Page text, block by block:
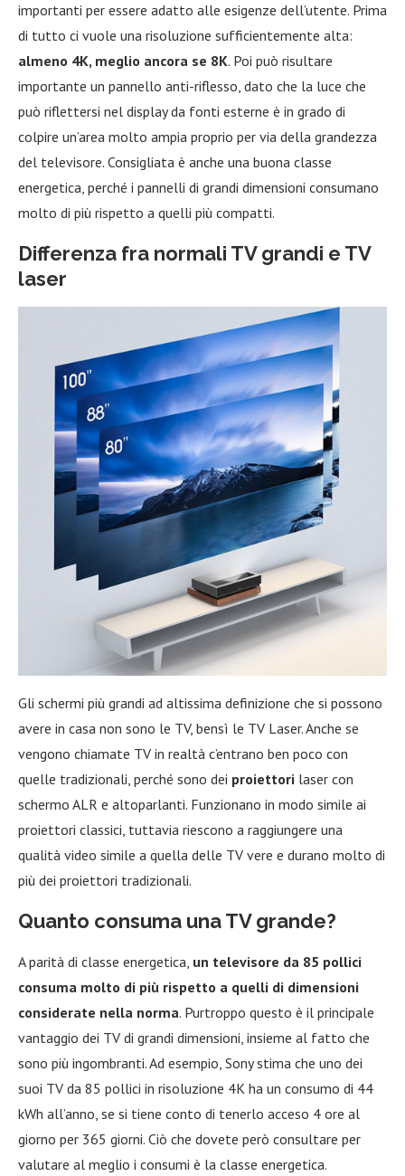
importanti per essere adatto alle esigenze dell’utente. Prima
di tutto ci vuole una risoluzione sufficientemente alta:
almeno 4K, meglio ancora se 8K. Poi può risultare
importante un pannello anti-riflesso, dato che la luce che
può riflettersi nel display da fonti esterne è in grado di
colpire un’area molto ampia proprio per via della grandezza
del televisore. Consigliata è anche una buona classe
energetica, perché i pannelli di grandi dimensioni consumano
molto di più rispetto a quelli più compatti.
Differenza fra normali TV grandi e TV
laser
Gli schermi più grandi ad altissima definizione che si possono
avere in casa non sono le TV, bensì le TV Laser. Anche se
vengono chiamate TV in realtà c’entrano ben poco con
quelle tradizionali, perché sono dei proiettori laser con
schermo ALR e altoparlanti. Funzionano in modo simile ai
proiettori classici, tuttavia riescono a raggiungere una
qualità video simile a quella delle TV vere e durano molto di
più dei proiettori tradizionali.
Quanto consuma una TV grande?
A parità di classe energetica, un televisore da 85 pollici
consuma molto di più rispetto a quelli di dimensioni
considerate nella norma. Purtroppo questo è il principale
vantaggio dei TV di grandi dimensioni, insieme al fatto che
sono più ingombranti. Ad esempio, Sony stima che uno dei
suoi TV da 85 pollici in risoluzione 4K ha un consumo di 44
kWh all’anno, se si tiene conto di tenerlo acceso 4 ore al
giorno per 365 giorni. Ciò che dovete però consultare per
valutare al meglio i consumi è la classe energetica.